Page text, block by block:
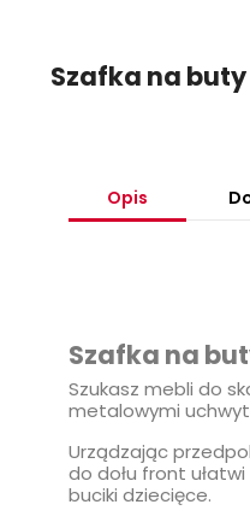
Szafka na
Opis
Szafka na
Szukasz mebli do
metalowymi
Urządzając
do dołu front
buciki dziecięce.